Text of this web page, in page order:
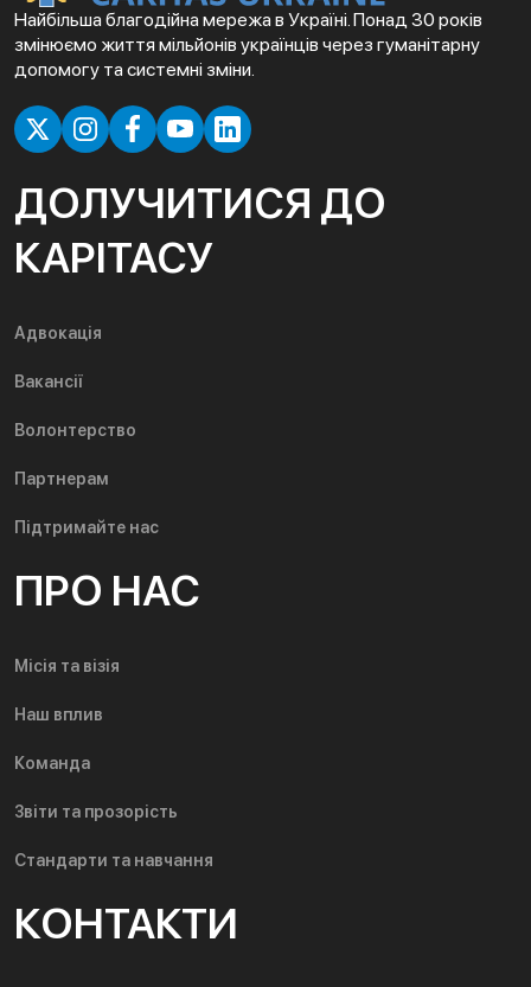
Найбільша благодійна мережа в Україні. Понад 30 років
змінюємо життя мільйонів українців через гуманітарну
допомогу та системні зміни.
ДОЛУЧИТИСЯ ДО
КАРІТАСУ
Адвокація
Вакансії
Волонтерство
Партнерам
Підтримайте нас
ПРО НАС
Місія та візія
Наш вплив
Команда
Звіти та прозорість
Стандарти та навчання
КОНТАКТИ